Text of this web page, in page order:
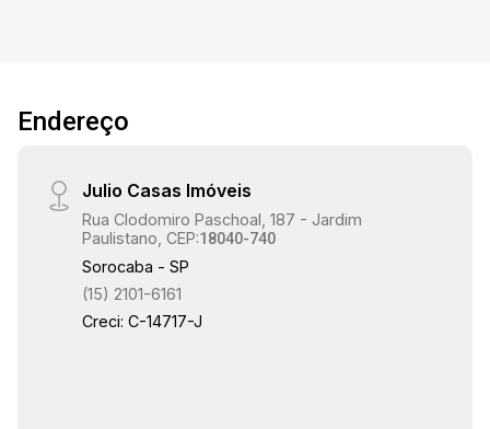
17:00
17:30
18:00
Endereço
Julio Casas Imóveis
Rua Clodomiro Paschoal, 187 - Jardim
Paulistano, CEP:18040-740
Sorocaba - SP
(15) 2101-6161
Creci: C-14717-J